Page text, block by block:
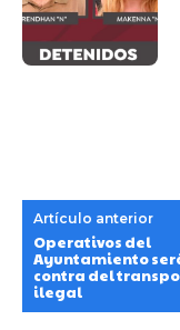
Artículo anterior
Operativos del
Ayuntamiento
contra del
ilegal